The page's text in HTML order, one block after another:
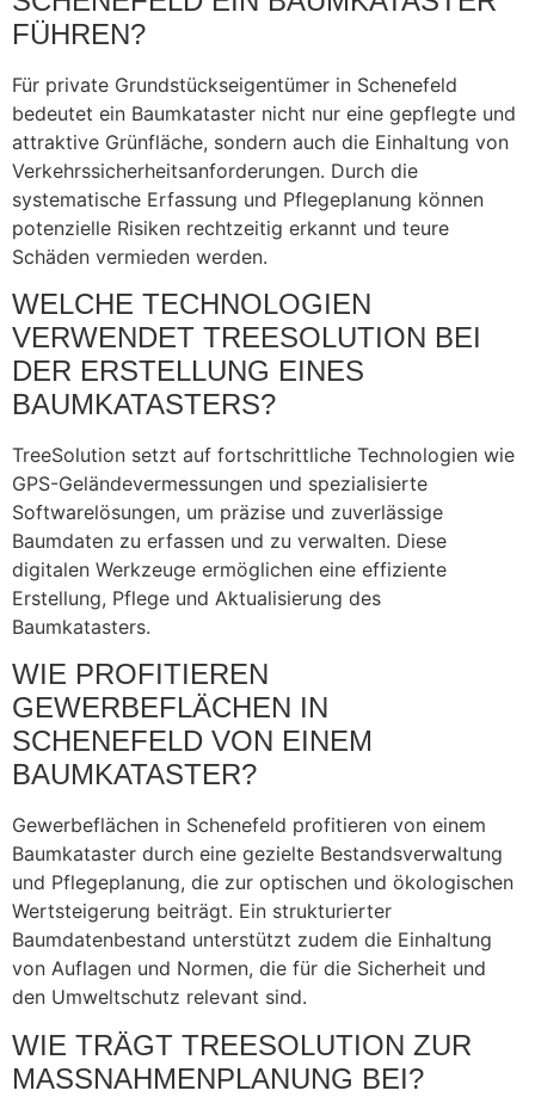
FÜHREN?
Für private Grundstückseigentümer in Schenefeld
bedeutet ein Baumkataster nicht nur eine gepflegte und
attraktive Grünfläche, sondern auch die Einhaltung von
Verkehrssicherheitsanforderungen. Durch die
systematische Erfassung und Pflegeplanung können
potenzielle Risiken rechtzeitig erkannt und teure
Schäden vermieden werden.
WELCHE TECHNOLOGIEN
VERWENDET TREESOLUTION BEI
DER ERSTELLUNG EINES
BAUMKATASTERS?
TreeSolution setzt auf fortschrittliche Technologien wie
GPS-Geländevermessungen und spezialisierte
Softwarelösungen, um präzise und zuverlässige
Baumdaten zu erfassen und zu verwalten. Diese
digitalen Werkzeuge ermöglichen eine effiziente
Erstellung, Pflege und Aktualisierung des
Baumkatasters.
WIE PROFITIEREN
GEWERBEFLÄCHEN IN
SCHENEFELD VON EINEM
BAUMKATASTER?
Gewerbeflächen in Schenefeld profitieren von einem
Baumkataster durch eine gezielte Bestandsverwaltung
und Pflegeplanung, die zur optischen und ökologischen
Wertsteigerung beiträgt. Ein strukturierter
Baumdatenbestand unterstützt zudem die Einhaltung
von Auflagen und Normen, die für die Sicherheit und
den Umweltschutz relevant sind.
WIE TRÄGT TREESOLUTION ZUR
MASSNAHMENPLANUNG BEI?